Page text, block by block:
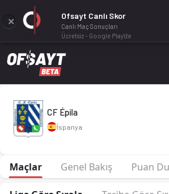
CF Épila 26-27 sezonu | Tercera
CF Épila
İspanya
Maçlar Genel Bakış Puan
Ofsayt Canlı Skor
Canlı Maç Sonuçları
Ücretsiz - Google Play'de